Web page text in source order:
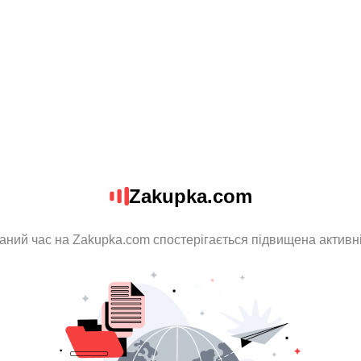
Zakupka.com
час на Zakupka.com спостерігається підвищена